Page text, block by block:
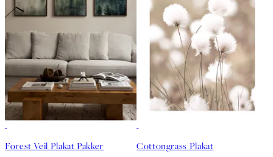
Forest Veil Plakat Pakker Cottongrass Plakat